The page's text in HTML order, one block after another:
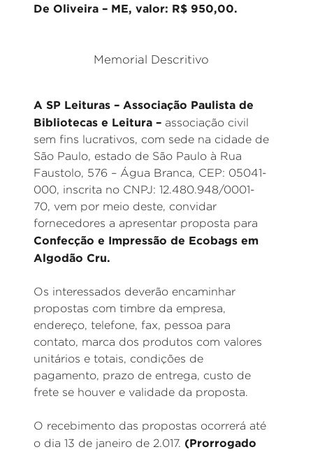
De Oliveira – ME, valor: R$ 950,00.
Memorial Descritivo
A SP Leituras – Associação Paulista de
Bibliotecas e Leitura – associação civil
sem fins lucrativos, com sede na cidade de
São Paulo, estado de São Paulo à Rua
Faustolo, 576 – Água Branca, CEP: 05041-
000, inscrita no CNPJ: 12.480.948/0001-
70, vem por meio deste, convidar
fornecedores a apresentar proposta para
Confecção e Impressão de Ecobags em
Algodão Cru.
Os interessados deverão encaminhar
propostas com timbre da empresa,
endereço, telefone, fax, pessoa para
contato, marca dos produtos com valores
unitários e totais, condições de
pagamento, prazo de entrega, custo de
frete se houver e validade da proposta.
O recebimento das propostas ocorrerá até
o dia 13 de janeiro de 2.017. (Prorrogado